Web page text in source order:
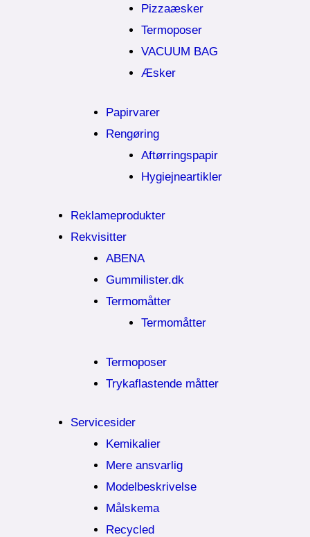
Pizzaæsker
Termoposer
VACUUM BAG
Æsker
Papirvarer
Rengøring
Aftørringspapir
Hygiejneartikler
Reklameprodukter
Rekvisitter
ABENA
Gummilister.dk
Termomåtter
Termomåtter
Termoposer
Trykaflastende måtter
Servicesider
Kemikalier​
Mere ansvarlig
Modelbeskrivelse
Målskema
Recycled